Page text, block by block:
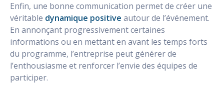
Enfin, une bonne communication permet de créer une
véritable dynamique positive autour de l’événement.
En annonçant progressivement certaines
informations ou en mettant en avant les temps forts
du programme, l’entreprise peut générer de
l’enthousiasme et renforcer l’envie des équipes de
participer.